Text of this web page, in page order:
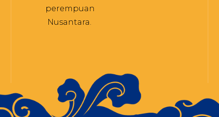
perempuan
Nusantara.